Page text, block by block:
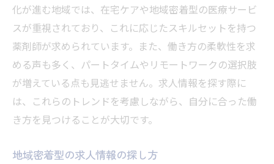
地域医療連携の強化に向けた取り組み
健康フェアやセミナーへの参加
地域医療における薬剤師の役割
地元の医療スタッフとの協力体制の構築
掛川市での薬剤師求人探しで知っておくべきこ
と
面接で確認すべき重要事項
化が進む地域では、在宅ケアや地域密着型の医療サービ
スが重視されており、これに応じたスキルセットを持つ
薬剤師が求められています。また、働き方の柔軟性を求
める声も多く、パートタイムやリモートワークの選択肢
が増えている点も見逃せません。求人情報を探す際に
は、これらのトレンドを考慮しながら、自分に合った働
き方を見つけることが大切です。
地域密着型の求人情報の探し方